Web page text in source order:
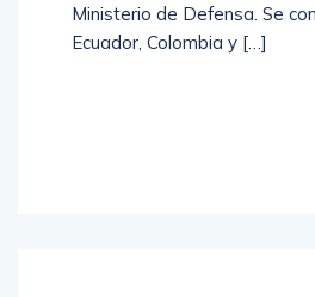
Ministerio de Defensa. Se
Ecuador, Colombia y […]